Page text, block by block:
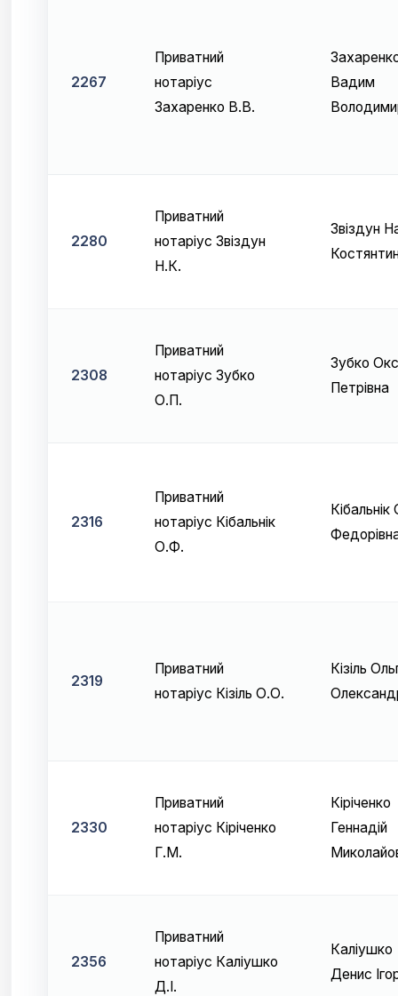
2267
Приватний
нотаріус
Захаренко В.В.
Вадим
2280
Приватний
нотаріус Звіздун
Н.К.
Звіздун
2308
Приватний
нотаріус Зубко
О.П.
Зубко
Петрівна
2316
Приватний
нотаріус Кібальнік
О.Ф.
2319
Приватний
нотаріус Кізіль О.О.
Кізіль
2330
Приватний
нотаріус Кіріченко
Г.М.
Кіріченко
Геннадій
2356
Приватний
нотаріус Каліушко
Д.І.
Каліушко
Денис